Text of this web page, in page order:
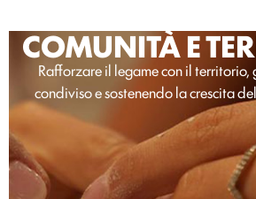
COMUNITÀ E
Rafforzare il legame con il
condiviso e sostenendo la crescita